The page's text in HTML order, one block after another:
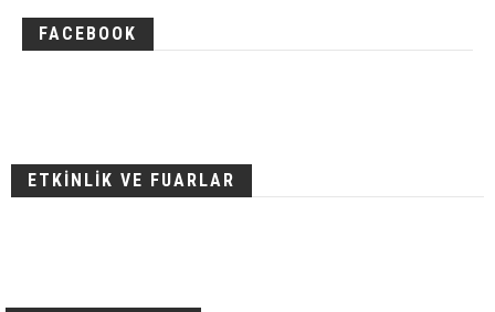
FACEBOOK
ETKİNLİK VE FUARLAR